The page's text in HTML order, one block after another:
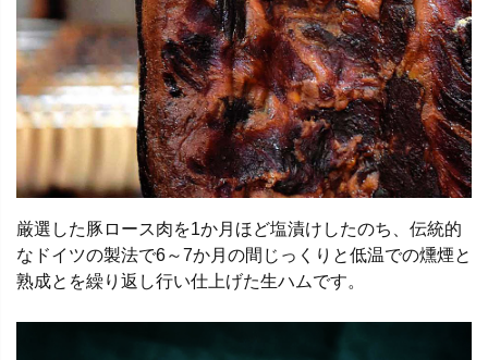
厳選した豚ロース肉を1か月ほど塩漬けしたのち、伝統的
なドイツの製法で6～7か月の間じっくりと低温での燻煙と
熟成とを繰り返し行い仕上げた生ハムです。